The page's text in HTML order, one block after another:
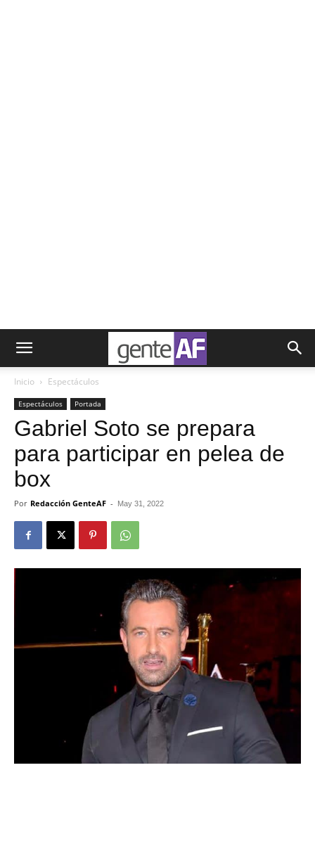
Inicio Espectáculos
Espectáculos Portada
Gabriel Soto se prepara
para participar en pelea de
box
Por Redacción GenteAF - May 31, 2022